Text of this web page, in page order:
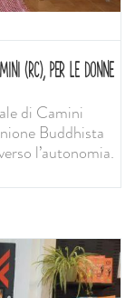
(RC), PER LE DONNE
di Camini
Buddhista
l’autonomia.